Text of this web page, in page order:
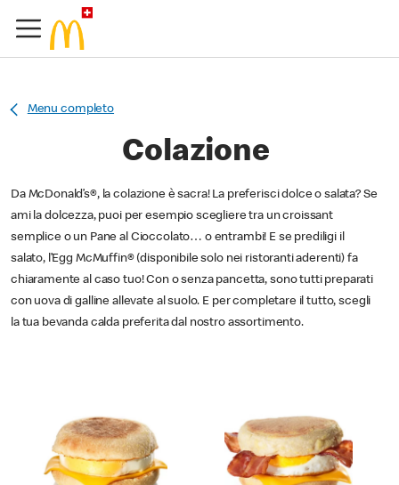
Menu completo
Colazione
Da McDonald’s®, la colazione è sacra! La preferisci dolce o salata? Se
ami la dolcezza, puoi per esempio scegliere tra un croissant
semplice o un Pane al Cioccolato… o entrambi! E se prediligi il
salato, l’Egg McMuffin® (disponibile solo nei ristoranti aderenti) fa
chiaramente al caso tuo! Con o senza pancetta, sono tutti preparati
con uova di galline allevate al suolo. E per completare il tutto, scegli
la tua bevanda calda preferita dal nostro assortimento.